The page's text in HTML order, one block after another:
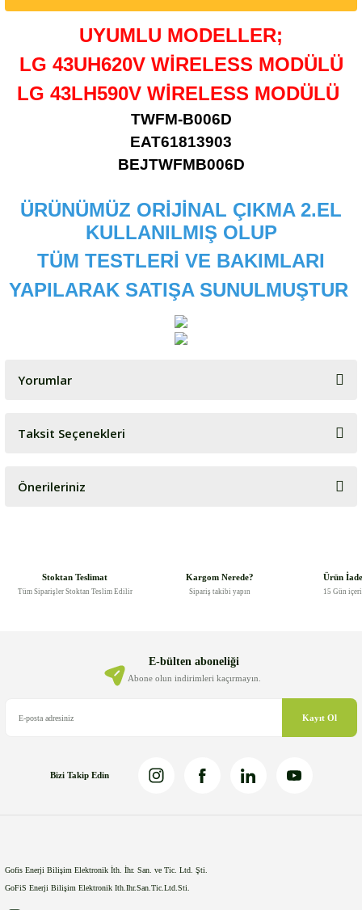
UYUMLU MODELLER;
LG 43UH620V WİRELESS MODÜLÜ
LG 43LH590V WİRELESS MODÜLÜ
TWFM-B006D
EAT61813903
BEJTWFMB006D
ÜRÜNÜMÜZ ORİJİNAL ÇIKMA 2.EL
KULLANILMIŞ OLUP
TÜM TESTLERİ VE BAKIMLARI
YAPILARAK SATIŞA SUNULMUŞTUR
Yorumlar
Bu ürüne ilk yorumu siz yapın!
Taksit Seçenekleri
Önerileriniz
Ürün bilgilerinde hatalar bulunuyor.
Ürün fiyatı diğer sitelerden daha pahalı.
Stoktan Teslimat
Tüm Siparişler Stoktan Teslim Edilir
Kargom Nerede?
Sipariş takibi yapın
Ürün
15 Gün
E-bülten aboneliği
Abone olun indirimleri kaçırmayın.
Kayıt Ol
Bizi Takip Edin
Gofis Enerji Bilişim Elektronik İth. İhr. San. ve Tic. Ltd. Şti.
GoFiS Enerji Bilişim Elektronik Ith.Ihr.San.Tic.Ltd.Sti.